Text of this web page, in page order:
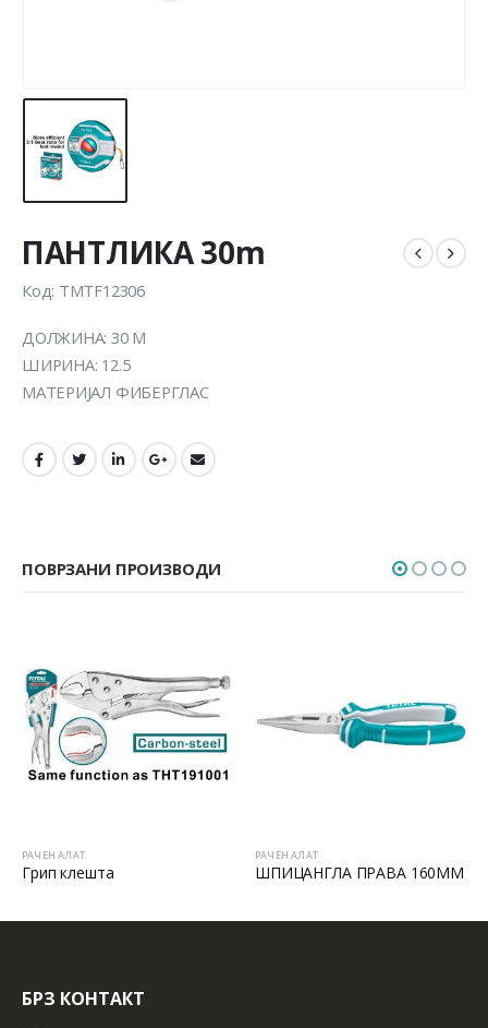
ПАНТЛИКА 30m
Код: TMTF12306
ДОЛЖИНА: 30 М
ШИРИНА: 12.5
МАТЕРИЈАЛ ФИБЕРГЛАС
ПОВРЗАНИ ПРОИЗВОДИ
РАЧЕН АЛАТ
Грип клешта
РАЧЕН АЛАТ
ШПИЦАНГЛА ПРАВА 160MM
БРЗ КОНТАКТ